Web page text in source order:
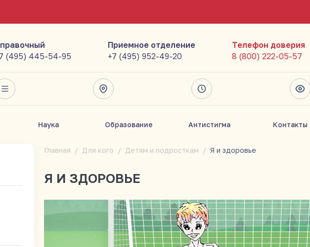
(495) 445-54-95
Приемное отделение
+7 (495) 952-49-20
Телефон доверия
8 (800) 222-05-57
Наука Образование Антистигма Контакты
Главная Для кого Детям и подросткам Я и здоровье
Я И ЗДОРОВЬЕ